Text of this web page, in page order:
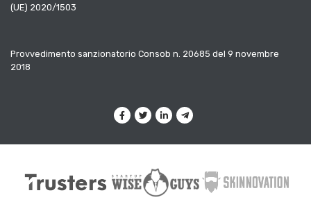
(UE) 2020/1503
Provvedimento sanzionatorio Consob n. 20685 del 9 novembre
2018